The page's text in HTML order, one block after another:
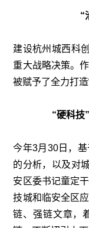
“
建设杭州城西科
重大战略决策。
被赋予了全力打造
“硬科技
今年3月30日，
的分析，以及对
安区委书记童定
技城和临安全区
链、强链文章，